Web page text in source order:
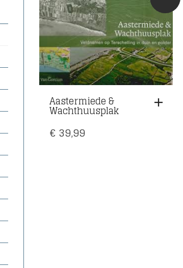
Aastermiede &
Wachthuusplak
€ 39,99